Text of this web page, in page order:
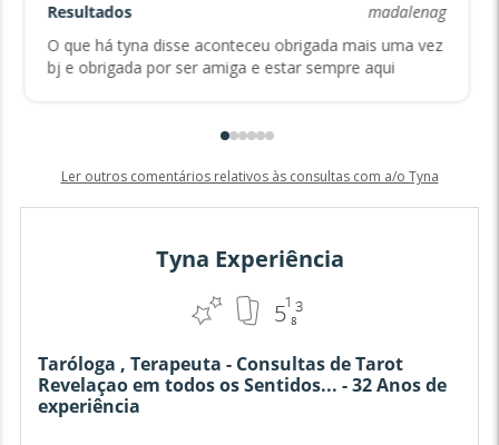
Resultados
madalenag
O que há tyna disse aconteceu obrigada mais uma vez
bj e obrigada por ser amiga e estar sempre aqui
Ler outros comentários relativos às consultas com a/o Tyna
Tyna Experiência
Taróloga , Terapeuta - Consultas de Tarot
Revelaçao em todos os Sentidos... - 32 Anos de
experiência